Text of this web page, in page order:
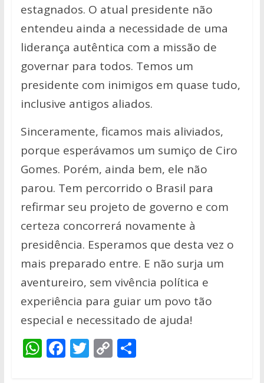
estagnados. O atual presidente não
entendeu ainda a necessidade de uma
liderança autêntica com a missão de
governar para todos. Temos um
presidente com inimigos em quase tudo,
inclusive antigos aliados.
Sinceramente, ficamos mais aliviados,
porque esperávamos um sumiço de Ciro
Gomes. Porém, ainda bem, ele não
parou. Tem percorrido o Brasil para
refirmar seu projeto de governo e com
certeza concorrerá novamente à
presidência. Esperamos que desta vez o
mais preparado entre. E não surja um
aventureiro, sem vivência política e
experiência para guiar um povo tão
especial e necessitado de ajuda!
W F T C S